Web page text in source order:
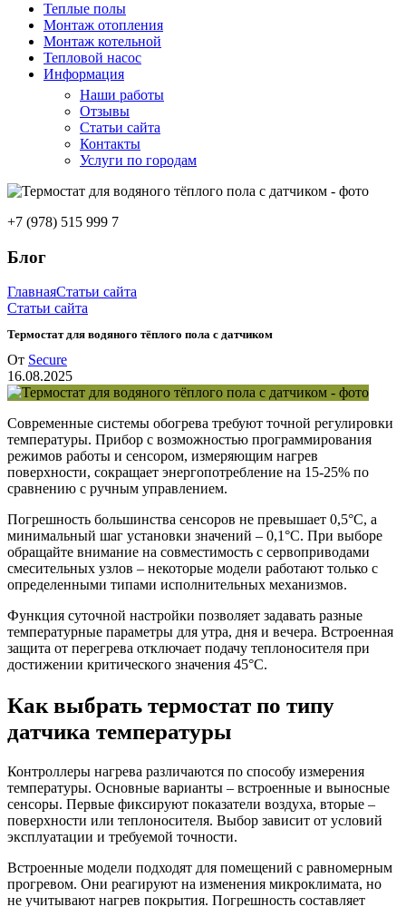
Теплые полы
Монтаж отопления
Монтаж котельной
Тепловой насос
Информация
Наши работы
Отзывы
Статьи сайта
Контакты
Услуги по городам
+7 (978) 515 999 7
Блог
ГлавнаяСтатьи сайта
Статьи сайта
Термостат для водяного тёплого пола с датчиком
От Secure
16.08.2025
Современные системы обогрева требуют точной регулировки
температуры. Прибор с возможностью программирования
режимов работы и сенсором, измеряющим нагрев
поверхности, сокращает энергопотребление на 15-25% по
сравнению с ручным управлением.
Погрешность большинства сенсоров не превышает 0,5°C, а
минимальный шаг установки значений – 0,1°C. При выборе
обращайте внимание на совместимость с сервоприводами
смесительных узлов – некоторые модели работают только с
определенными типами исполнительных механизмов.
Функция суточной настройки позволяет задавать разные
температурные параметры для утра, дня и вечера. Встроенная
защита от перегрева отключает подачу теплоносителя при
достижении критического значения 45°C.
Как выбрать термостат по типу
датчика температуры
Контроллеры нагрева различаются по способу измерения
температуры. Основные варианты – встроенные и выносные
сенсоры. Первые фиксируют показатели воздуха, вторые –
поверхности или теплоносителя. Выбор зависит от условий
эксплуатации и требуемой точности.
Встроенные модели подходят для помещений с равномерным
прогревом. Они реагируют на изменения микроклимата, но
не учитывают нагрев покрытия. Погрешность составляет